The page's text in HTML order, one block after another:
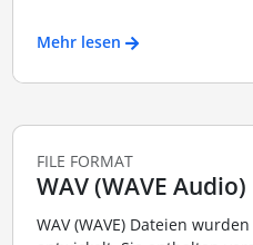
Mehr lesen
FILE FORMAT
WAV (WAVE Audio)
WAV (WAVE) Dateien